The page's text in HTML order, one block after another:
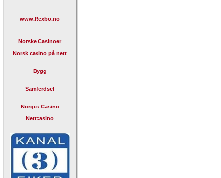
www.Rexbo.no
Norske Casinoer
Norsk casino på nett
Bygg
Samferdsel
Norges Casino
Nettcasino